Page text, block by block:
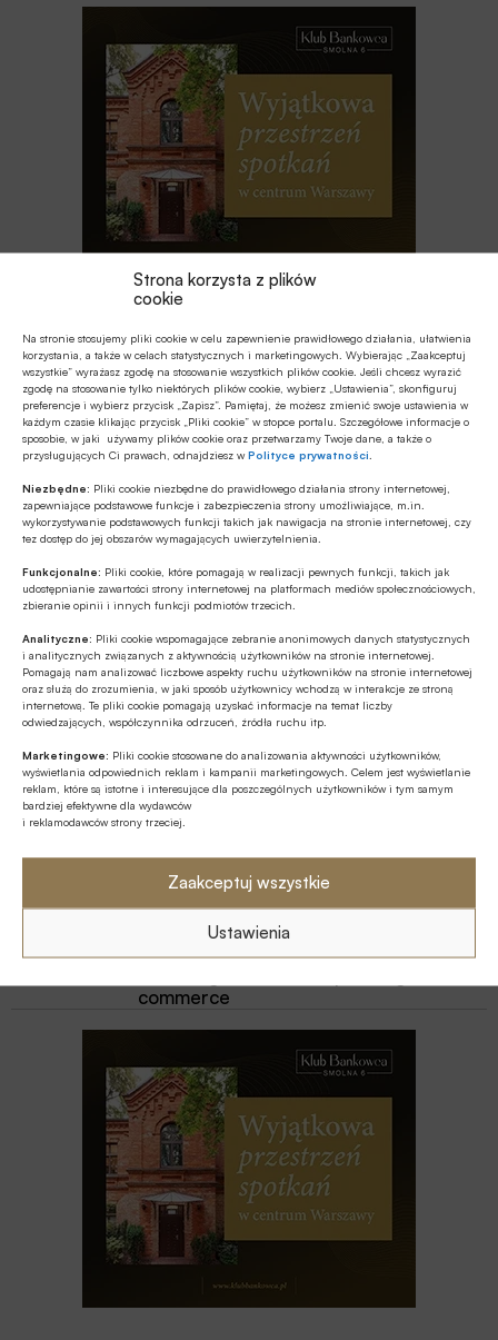
Strona korzysta z plików
cookie
Na stronie stosujemy pliki cookie w celu zapewnienie prawidłowego działania, ułatwienia
korzystania, a także w celach statystycznych i marketingowych. Wybierając „Zaakceptuj
wszystkie” wyrażasz zgodę na stosowanie wszystkich plików cookie. Jeśli chcesz wyrazić
zgodę na stosowanie tylko niektórych plików cookie, wybierz „Ustawienia”, skonfiguruj
preferencje i wybierz przycisk „Zapisz”. Pamiętaj, że możesz zmienić swoje ustawienia w
każdym czasie klikając przycisk „Pliki cookie” w stopce portalu. Szczegółowe informacje o
sposobie, w jaki używamy plików cookie oraz przetwarzamy Twoje dane, a także o
przysługujących Ci prawach, odnajdziesz wPolityce prywatności
Niezbędne: Pliki cookie niezbędne do prawidłowego działania strony internetowej,
zapewniające podstawowe funkcje i zabezpieczenia strony umożliwiające, m.in.
wykorzystywanie podstawowych funkcji takich jak nawigacja na stronie internetowej, czy
tez dostęp do jej obszarów wymagających uwierzytelnienia.
Funkcjonalne: Pliki cookie, które pomagają w realizacji pewnych funkcji, takich jak
udostępnianie zawartości strony internetowej na platformach mediów społecznościowych,
zbieranie opinii i innych funkcji podmiotów trzecich.
Analityczne: Pliki cookie wspomagające zebranie anonimowych danych statystycznych
i analitycznych związanych z aktywnością użytkowników na stronie internetowej.
Pomagają nam analizować liczbowe aspekty ruchu użytkowników na stronie internetowej
oraz służą do zrozumienia, w jaki sposób użytkownicy wchodzą w interakcje ze stroną
internetową. Te pliki cookie pomagają uzyskać informacje na temat liczby
odwiedzających, współczynnika odrzuceń, źródła ruchu itp.
Marketingowe: Pliki cookie stosowane do analizowania aktywności użytkowników,
wyświetlania odpowiednich reklam i kampanii marketingowych. Celem jest wyświetlanie
reklam, które są istotne i interesujące dla poszczególnych użytkowników i tym samym
bardziej efektywne dla wydawców
i reklamodawców strony trzeciej.
Zaakceptuj wszystkie
Ustawienia
Najnowsze
Z RYNKU FINANSOWEGO
EBC o ewentualnym finansowaniu
wydatków obronnych przez NBP
GOSPODARKA
Leasing w Polsce rośnie znacznie silniej
niż nasze PKB
Z RYNKU FINANSOWEGO
Poziom aktywów OFE w lipcu ’26
osiągnął rekordową wartość 354,9 mld
zł
ESG
problemem pogodowym – to istotne
ryzyko biznesowe
GOSPODARKA
dot. produktów inwestycyjnych
GOSPODARKA
BIG InfoMonitor o przyczynach
commerce